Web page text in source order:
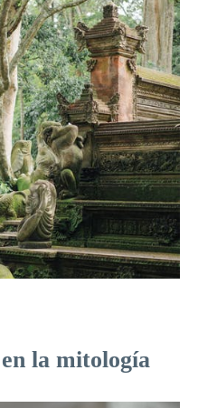
la mitología